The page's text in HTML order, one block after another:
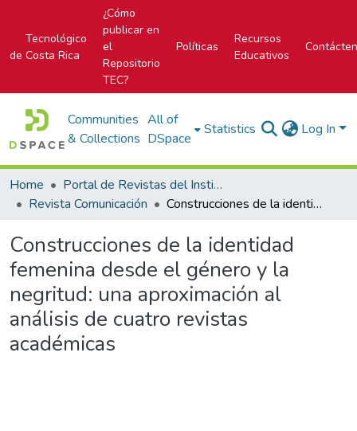
Tecnológico
de Costa Rica
¿Cómo
publicar en
el
Repositorio
TEC?
Políticas
Recursos
Educativos
Communities
& Collections
All of
DSpace
Statistics Log In
Home
Portal de Revistas del Instituto Tecnológico de Costa Rica
Revista Comunicación
Construcciones de la identidad femenina desde el género y la negritud: una aproximación al análisis de cuatro revistas académicas
Construcciones de la identidad
femenina desde el género y la
negritud: una aproximación al
análisis de cuatro revistas
académicas